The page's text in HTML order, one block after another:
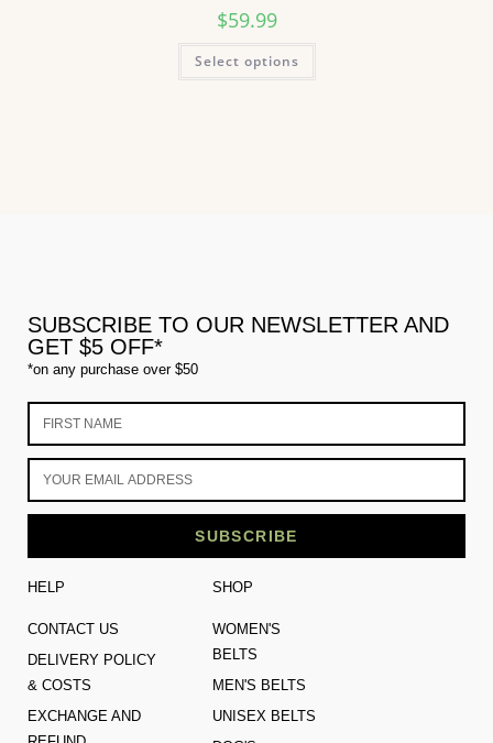
$59.99
Select options
SUBSCRIBE TO OUR NEWSLETTER AND
GET $5 OFF*
*on any purchase over $50
SUBSCRIBE
HELP
CONTACT US
DELIVERY POLICY
& COSTS
EXCHANGE AND
SHOP
WOMEN'S
BELTS
MEN'S BELTS
UNISEX BELTS